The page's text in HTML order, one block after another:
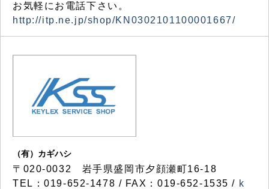
お気軽にお電話下さい。
http://itp.ne.jp/shop/KN0302101100001667/
（有）カギハシ
〒020-0032 岩手県盛岡市夕顔瀬町16-18
TEL：019-652-1478 / FAX：019-652-1535 / k